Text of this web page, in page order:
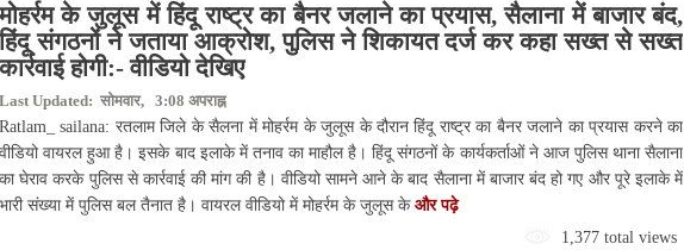
मोहर्रम के जुलूस में हिंदू राष्ट्र का बैनर जलाने का प्रयास, सैलाना में बाजार बंद,
हिंदू संगठनों ने जताया आक्रोश, पुलिस ने शिकायत दर्ज कर कहा सख्त से सख्त
कार्रवाई होगी:- वीडियो देखिए
Last Updated: सोमवार, 3:08 अपराह्न
Ratlam_ sailana: रतलाम जिले के सैलना में मोहर्रम के जुलूस के दौरान हिंदू राष्ट्र का बैनर जलाने का प्रयास करने का
वीडियो वायरल हुआ है। इसके बाद इलाके में तनाव का माहौल है। हिंदू संगठनों के कार्यकर्ताओं ने आज पुलिस थाना सैलाना
का घेराव करके पुलिस से कार्रवाई की मांग की है। वीडियो सामने आने के बाद सैलाना में बाजार बंद हो गए और पूरे इलाके में
भारी संख्या में पुलिस बल तैनात है। वायरल वीडियो में मोहर्रम के जुलूस के और पढ़े
1,377 total views